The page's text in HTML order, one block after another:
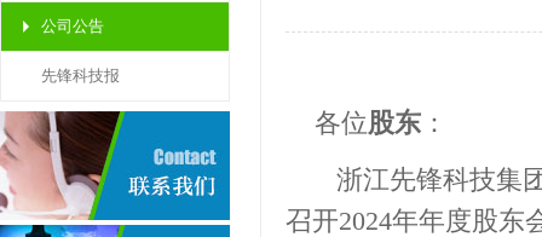
公司公告
先锋科技报
各位股东 ：
浙江先锋科技集
召开2024年年度股东